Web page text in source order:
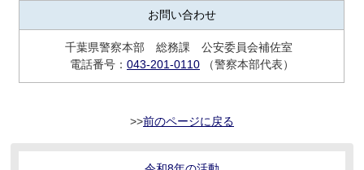
お問い合わせ
千葉県警察本部 総務課 公安委員会補佐室
電話番号： 043-201-0110（警察本部代表）
前のページに戻る